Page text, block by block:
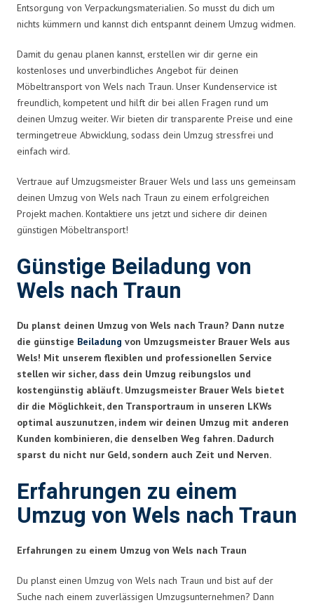
Entsorgung von Verpackungsmaterialien. So musst du dich um
nichts kümmern und kannst dich entspannt deinem Umzug widmen.
Damit du genau planen kannst, erstellen wir dir gerne ein
kostenloses und unverbindliches Angebot für deinen
Möbeltransport von Wels nach Traun. Unser Kundenservice ist
freundlich, kompetent und hilft dir bei allen Fragen rund um
deinen Umzug weiter. Wir bieten dir transparente Preise und eine
termingetreue Abwicklung, sodass dein Umzug stressfrei und
einfach wird.
Vertraue auf Umzugsmeister Brauer Wels und lass uns gemeinsam
deinen Umzug von Wels nach Traun zu einem erfolgreichen
Projekt machen. Kontaktiere uns jetzt und sichere dir deinen
günstigen Möbeltransport!
Günstige Beiladung von
Wels nach Traun
Du planst deinen Umzug von Wels nach Traun? Dann nutze
die günstige Beiladung von Umzugsmeister Brauer Wels aus
Wels! Mit unserem flexiblen und professionellen Service
stellen wir sicher, dass dein Umzug reibungslos und
kostengünstig abläuft. Umzugsmeister Brauer Wels bietet
dir die Möglichkeit, den Transportraum in unseren LKWs
optimal auszunutzen, indem wir deinen Umzug mit anderen
Kunden kombinieren, die denselben Weg fahren. Dadurch
sparst du nicht nur Geld, sondern auch Zeit und Nerven.
Erfahrungen zu einem
Umzug von Wels nach Traun
Erfahrungen zu einem Umzug von Wels nach Traun
Du planst einen Umzug von Wels nach Traun und bist auf der
Suche nach einem zuverlässigen Umzugsunternehmen? Dann